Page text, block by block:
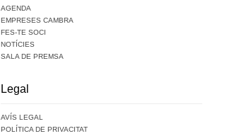
AGENDA
EMPRESES CAMBRA
FES-TE SOCI
NOTÍCIES
SALA DE PREMSA
Legal
AVÍS LEGAL
POLÍTICA DE PRIVACITAT